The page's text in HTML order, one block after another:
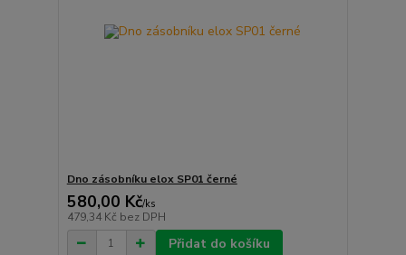
Dno zásobníku elox SP01 černé
580,00 Kč/ks
479,34 Kč bez DPH
Přidat do košíku